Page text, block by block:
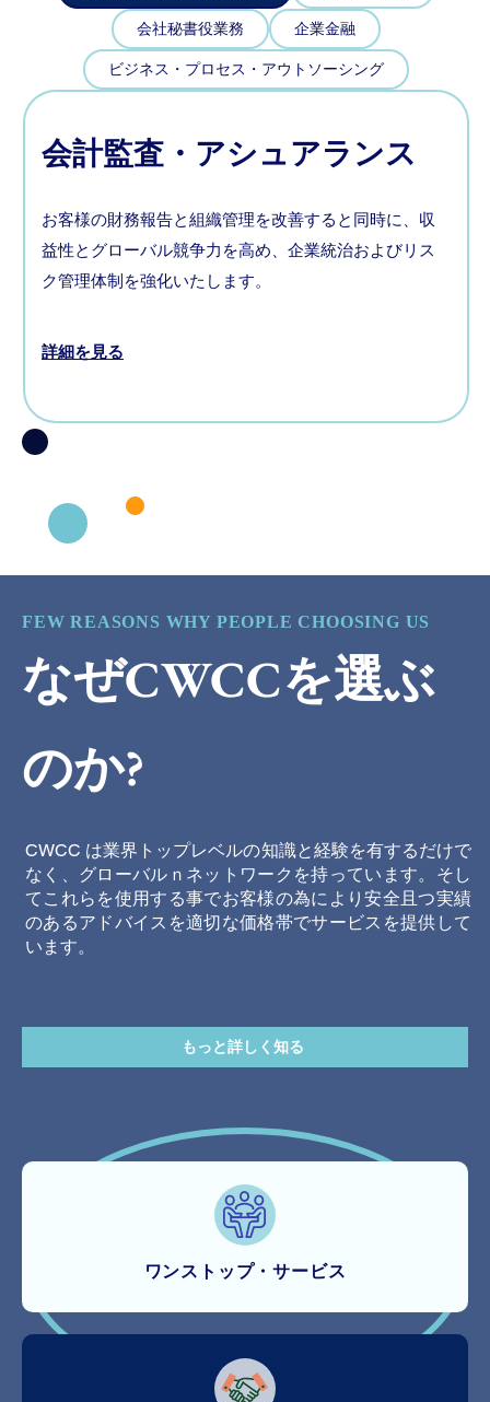
会社秘書役業務
企業金融
ビジネス・プロセス・アウトソーシング
会計監査・アシュアランス
お客様の財務報告と組織管理を改善すると同時に、収
益性とグローバル競争力を高め、企業統治およびリス
ク管理体制を強化いたします。
詳細を見る
FEW REASONS WHY PEOPLE CHOOSING US
なぜCWCCを選ぶ
のか?
CWCC は業界トップレベルの知識と経験を有するだけで
なく、グローバルｎネットワークを持っています。そし
てこれらを使用する事でお客様の為により安全且つ実績
のあるアドバイスを適切な価格帯でサービスを提供して
います。
もっと詳しく知る
ワンストップ・サービス